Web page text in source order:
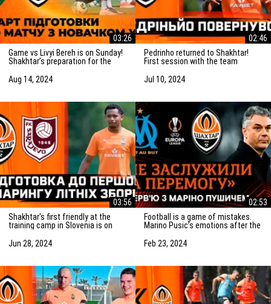
03:26
Game vs Livyi Bereh is on Sunday!
Shakhtar’s preparation for the
Aug 14, 2024
02:46
Pedrinho returned to Shakhtar!
First session with the team
Jul 10, 2024
03:56
Shakhtar's first friendly at the
training camp in Slovenia is on
match
Jun 28, 2024
02:53
Football is a game of mistakes.
Marino Pusic’s emotions after the
Feb 23, 2024